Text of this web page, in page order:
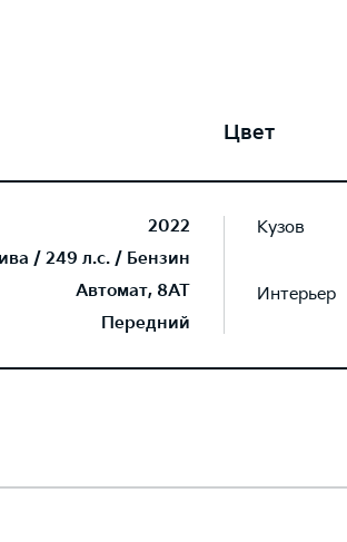
2022
/ 249 л.с. / Бензин
Автомат, 8AT
Передний
Цвет
Кузов
Интерьер